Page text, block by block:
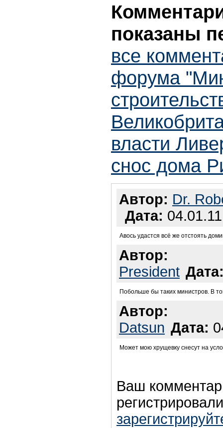
показаны
все
форума
власти
снос дома
Автор: Dr.
Дата:
Авось удастся всё же отстоять
Автор:
President
Побольше бы таких министров. В
Автор:
Datsun Дата:
Может мою хрущевку снесут на
Ваш